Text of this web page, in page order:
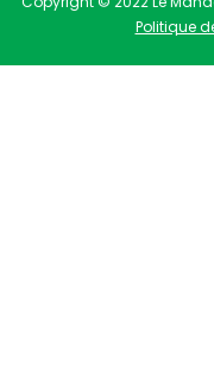
Politique